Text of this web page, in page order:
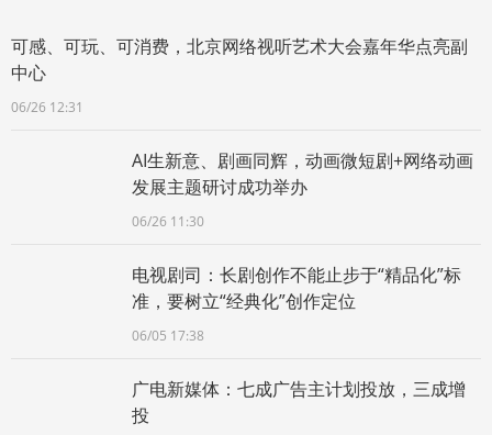
可感、可玩、可消费，北京网络视听艺术大会嘉年华点亮副
中心
06/26 12:31
AI生新意、剧画同辉，动画微短剧+网络动画
发展主题研讨成功举办
06/26 11:30
电视剧司：长剧创作不能止步于“精品化”标
准，要树立“经典化”创作定位
06/05 17:38
广电新媒体：七成广告主计划投放，三成增
投